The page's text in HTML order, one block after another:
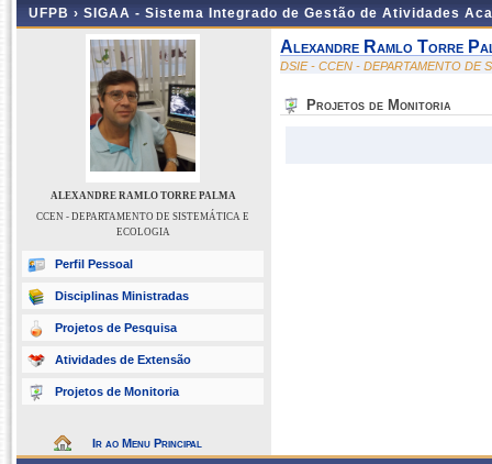
UFPB › SIGAA - Sistema Integrado de Gestão de Atividades
ALEXANDRE RAMLO TORRE PALMA
CCEN - DEPARTAMENTO DE SISTEMÁTICA E
ECOLOGIA
Perfil Pessoal
Disciplinas Ministradas
Projetos de Pesquisa
Atividades de Extensão
Projetos de Monitoria
Ir ao Menu Principal
Alexandre Ramlo Torre
DSIE - CCEN - DEPARTAMENTO DE
Projetos de Monitoria